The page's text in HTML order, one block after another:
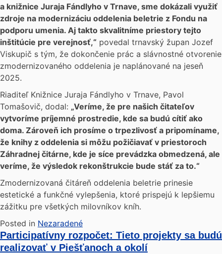
a knižnice Juraja Fándlyho v Trnave, sme dokázali využiť
zdroje na modernizáciu oddelenia beletrie z Fondu na
podporu umenia. Aj takto skvalitníme priestory tejto
inštitúcie pre verejnosť,“ povedal trnavský župan Jozef
Viskupič s tým, že dokončenie prác a slávnostné otvorenie
zmodernizovaného oddelenia je naplánované na jeseň
2025.
Riaditeľ Knižnice Juraja Fándlyho v Trnave, Pavol
Tomašovič, dodal: „Veríme, že pre našich čitateľov
vytvoríme príjemné prostredie, kde sa budú cítiť ako
doma. Zároveň ich prosíme o trpezlivosť a pripomíname,
že knihy z oddelenia si môžu požičiavať v priestoroch
Záhradnej čitárne, kde je síce prevádzka obmedzená, ale
veríme, že výsledok rekonštrukcie bude stáť za to.“
Zmodernizovaná čitáreň oddelenia beletrie prinesie
estetické a funkčné vylepšenia, ktoré prispejú k lepšiemu
zážitku pre všetkých milovníkov kníh.
Posted in Nezaradené
Participatívny rozpočet: Tieto projekty sa budú
realizovať v Piešťanoch a okolí